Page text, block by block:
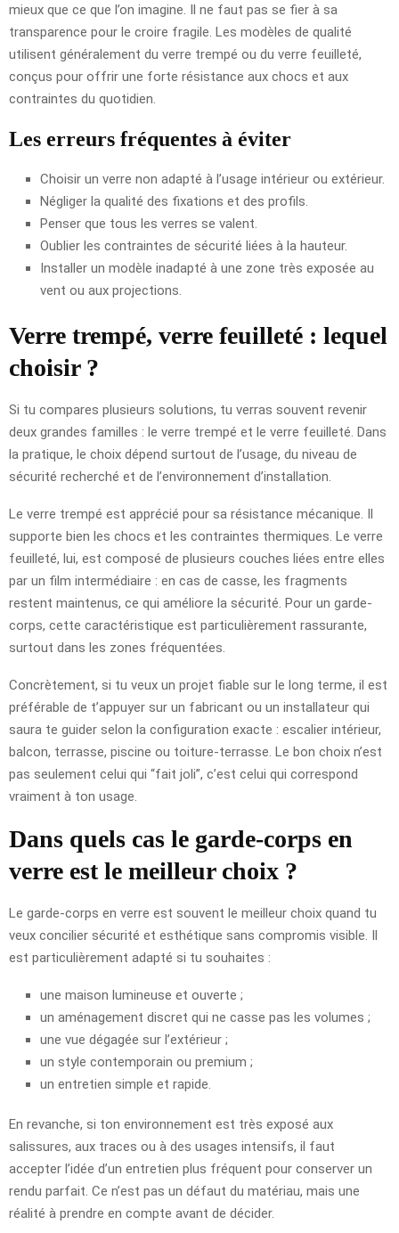
mieux que ce que l’on imagine. Il ne faut pas se fier à sa
transparence pour le croire fragile. Les modèles de qualité
utilisent généralement du verre trempé ou du verre feuilleté,
conçus pour offrir une forte résistance aux chocs et aux
contraintes du quotidien.
Les erreurs fréquentes à éviter
Choisir un verre non adapté à l’usage intérieur ou extérieur.
Négliger la qualité des fixations et des profils.
Penser que tous les verres se valent.
Oublier les contraintes de sécurité liées à la hauteur.
Installer un modèle inadapté à une zone très exposée au
vent ou aux projections.
Verre trempé, verre feuilleté : lequel
choisir ?
Si tu compares plusieurs solutions, tu verras souvent revenir
deux grandes familles : le verre trempé et le verre feuilleté. Dans
la pratique, le choix dépend surtout de l’usage, du niveau de
sécurité recherché et de l’environnement d’installation.
Le verre trempé est apprécié pour sa résistance mécanique. Il
supporte bien les chocs et les contraintes thermiques. Le verre
feuilleté, lui, est composé de plusieurs couches liées entre elles
par un film intermédiaire : en cas de casse, les fragments
restent maintenus, ce qui améliore la sécurité. Pour un garde-
corps, cette caractéristique est particulièrement rassurante,
surtout dans les zones fréquentées.
Concrètement, si tu veux un projet fiable sur le long terme, il est
préférable de t’appuyer sur un fabricant ou un installateur qui
saura te guider selon la configuration exacte : escalier intérieur,
balcon, terrasse, piscine ou toiture-terrasse. Le bon choix n’est
pas seulement celui qui “fait joli”, c’est celui qui correspond
vraiment à ton usage.
Dans quels cas le garde-corps en
verre est le meilleur choix ?
Le garde-corps en verre est souvent le meilleur choix quand tu
veux concilier sécurité et esthétique sans compromis visible. Il
est particulièrement adapté si tu souhaites :
une maison lumineuse et ouverte ;
un aménagement discret qui ne casse pas les volumes ;
une vue dégagée sur l’extérieur ;
un style contemporain ou premium ;
un entretien simple et rapide.
En revanche, si ton environnement est très exposé aux
salissures, aux traces ou à des usages intensifs, il faut
accepter l’idée d’un entretien plus fréquent pour conserver un
rendu parfait. Ce n’est pas un défaut du matériau, mais une
réalité à prendre en compte avant de décider.